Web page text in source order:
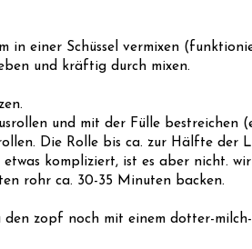
in einer Schüssel vermixen
und kräftig durch mixen.
und mit der Fülle
Die Rolle bis ca. zur Hälfte der
kompliziert, ist es aber nicht.
rohr ca. 30-35 Minuten backen.
zopf noch mit einem dotter-